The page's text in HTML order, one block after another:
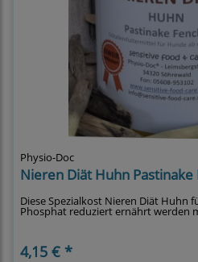
Physio-Doc
Nieren Diät Huhn Pastinake
Diese Spezialkost Nieren Diät Huhn
Phosphat reduziert ernährt werden
4,15 € *